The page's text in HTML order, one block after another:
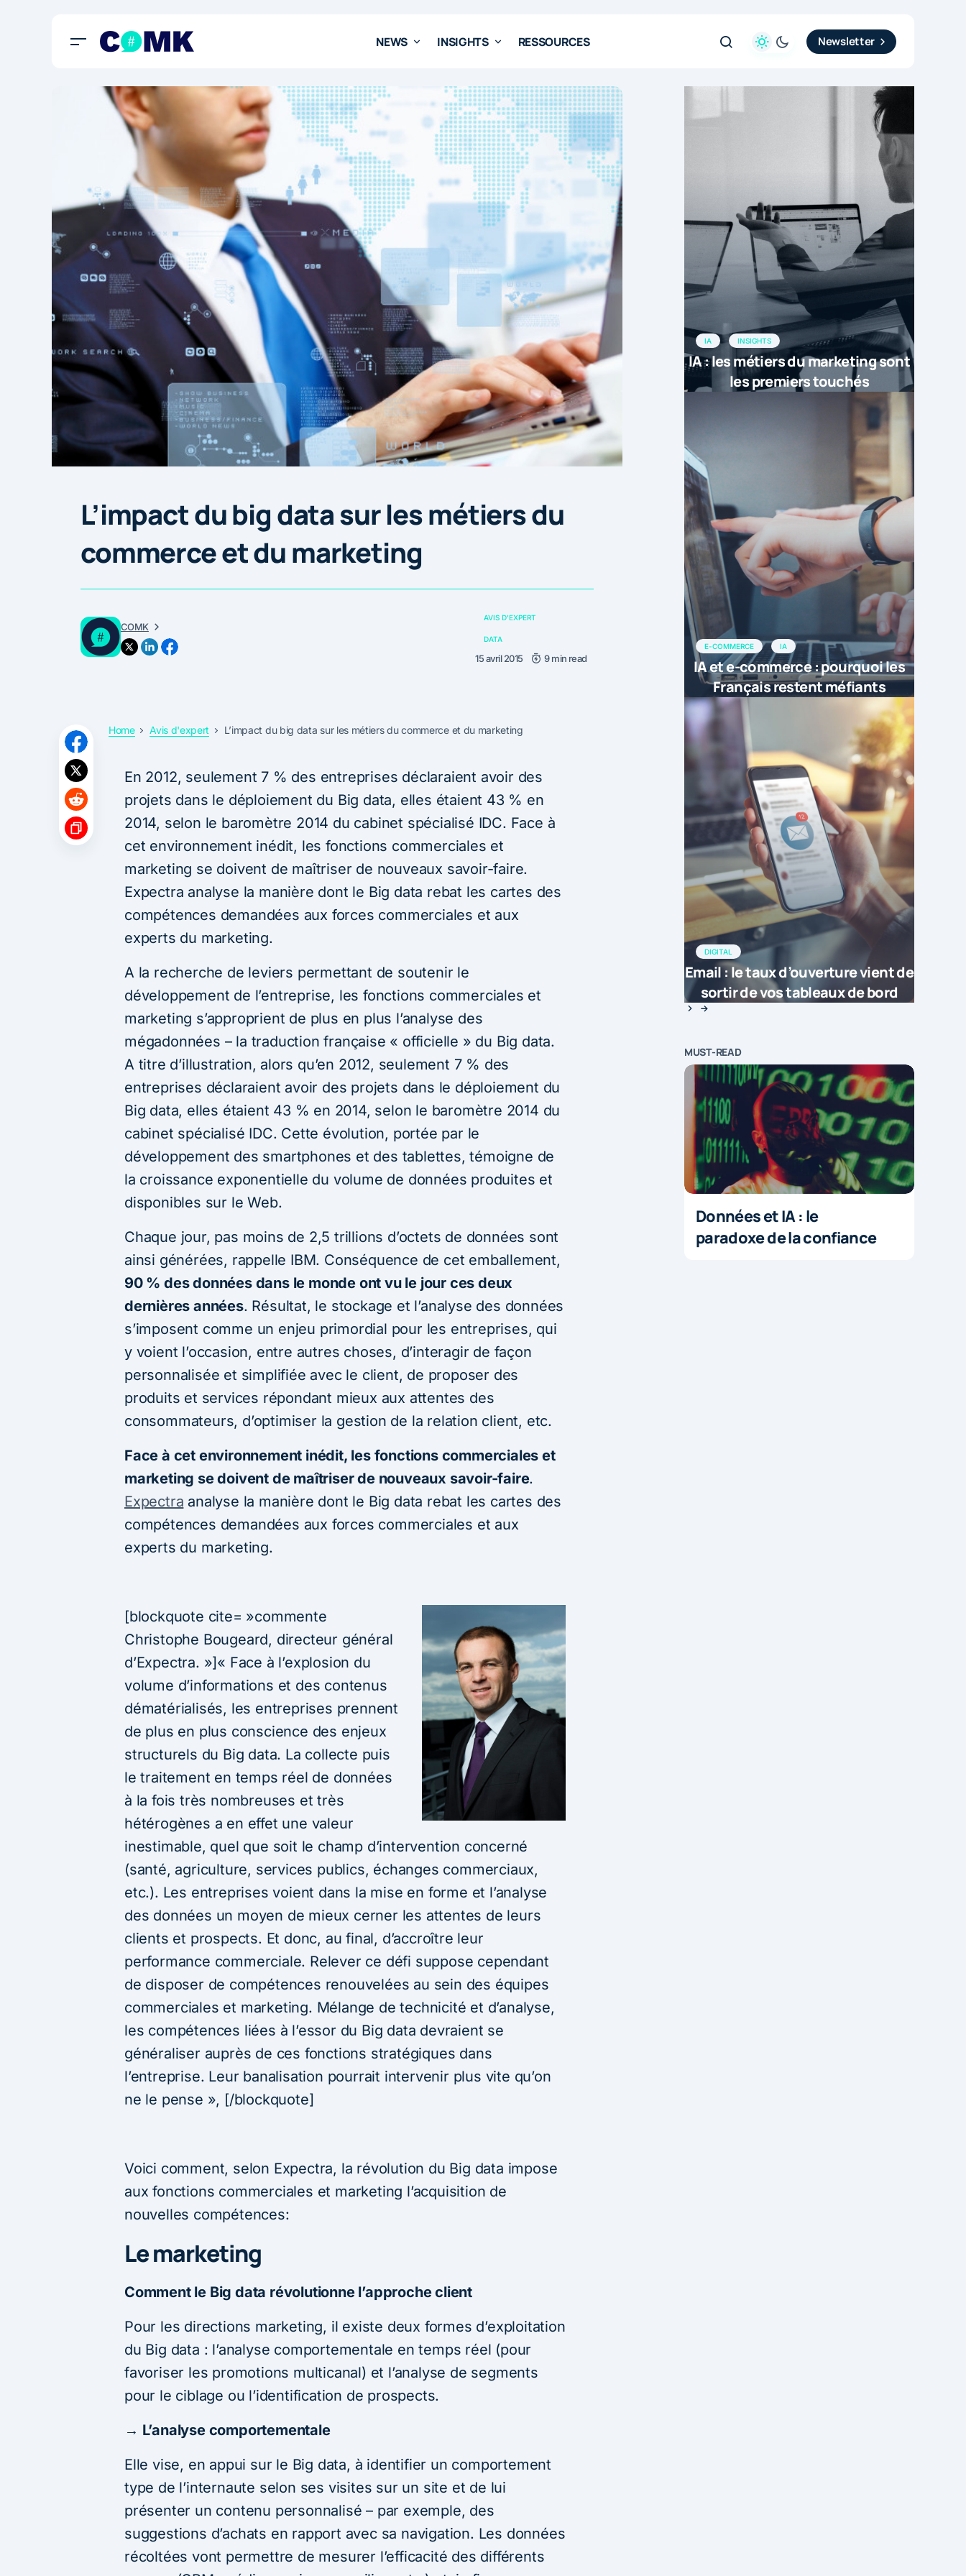
NEWS INSIGHTS RESSOURCES Newsletter
L’impact du big data sur les métiers du
commerce et du marketing
COMK
AVIS D'EXPERT
DATA
15 avril 2015 9 min read
Home Avis d'expert L’impact du big data sur les métiers du commerce et du marketing
En 2012, seulement 7 % des entreprises déclaraient avoir des
projets dans le déploiement du Big data, elles étaient 43 % en
2014, selon le baromètre 2014 du cabinet spécialisé IDC. Face à
cet environnement inédit, les fonctions commerciales et
marketing se doivent de maîtriser de nouveaux savoir-faire.
Expectra analyse la manière dont le Big data rebat les cartes des
compétences demandées aux forces commerciales et aux
experts du marketing.
A la recherche de leviers permettant de soutenir le
développement de l’entreprise, les fonctions commerciales et
marketing s’approprient de plus en plus l’analyse des
mégadonnées – la traduction française « officielle » du Big data.
A titre d’illustration, alors qu’en 2012, seulement 7 % des
entreprises déclaraient avoir des projets dans le déploiement du
Big data, elles étaient 43 % en 2014, selon le baromètre 2014 du
cabinet spécialisé IDC. Cette évolution, portée par le
développement des smartphones et des tablettes, témoigne de
la croissance exponentielle du volume de données produites et
disponibles sur le Web.
Chaque jour, pas moins de 2,5 trillions d’octets de données sont
ainsi générées, rappelle IBM. Conséquence de cet emballement,
90 % des données dans le monde ont vu le jour ces deux
dernières années. Résultat, le stockage et l’analyse des données
s’imposent comme un enjeu primordial pour les entreprises, qui
y voient l’occasion, entre autres choses, d’interagir de façon
personnalisée et simplifiée avec le client, de proposer des
produits et services répondant mieux aux attentes des
consommateurs, d’optimiser la gestion de la relation client, etc.
Face à cet environnement inédit, les fonctions commerciales et
marketing se doivent de maîtriser de nouveaux savoir-faire.
Expectra analyse la manière dont le Big data rebat les cartes des
compétences demandées aux forces commerciales et aux
experts du marketing.
[blockquote cite= »commente
Christophe Bougeard, directeur général
d’Expectra. »]« Face à l’explosion du
volume d’informations et des contenus
dématérialisés, les entreprises prennent
de plus en plus conscience des enjeux
structurels du Big data. La collecte puis
le traitement en temps réel de données
à la fois très nombreuses et très
hétérogènes a en effet une valeur
inestimable, quel que soit le champ d’intervention concerné
(santé, agriculture, services publics, échanges commerciaux,
etc.). Les entreprises voient dans la mise en forme et l’analyse
des données un moyen de mieux cerner les attentes de leurs
clients et prospects. Et donc, au final, d’accroître leur
performance commerciale. Relever ce défi suppose cependant
de disposer de compétences renouvelées au sein des équipes
commerciales et marketing. Mélange de technicité et d’analyse,
les compétences liées à l’essor du Big data devraient se
généraliser auprès de ces fonctions stratégiques dans
l’entreprise. Leur banalisation pourrait intervenir plus vite qu’on
ne le pense », [/blockquote]
Voici comment, selon Expectra, la révolution du Big data impose
aux fonctions commerciales et marketing l’acquisition de
nouvelles compétences:
Le marketing
Comment le Big data révolutionne l’approche client
Pour les directions marketing, il existe deux formes d’exploitation
du Big data : l’analyse comportementale en temps réel (pour
favoriser les promotions multicanal) et l’analyse de segments
pour le ciblage ou l’identification de prospects.
→ L’analyse comportementale
Elle vise, en appui sur le Big data, à identifier un comportement
type de l’internaute selon ses visites sur un site et de lui
présenter un contenu personnalisé – par exemple, des
suggestions d’achats en rapport avec sa navigation. Les données
récoltées vont permettre de mesurer l’efficacité des différents
IA INSIGHTS
IA : les métiers du marketing sont
les premiers touchés
E-COMMERCE IA
IA et e-commerce : pourquoi les
Français restent méfiants
DIGITAL
Email : le taux d’ouverture vient de
sortir de vos tableaux de bord
MUST-READ
Données et IA : le
paradoxe de la confiance